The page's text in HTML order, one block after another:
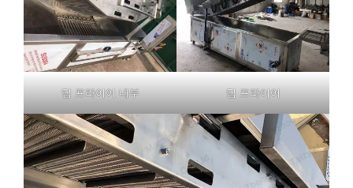
딥 프라이어 내부 딥 프라이어